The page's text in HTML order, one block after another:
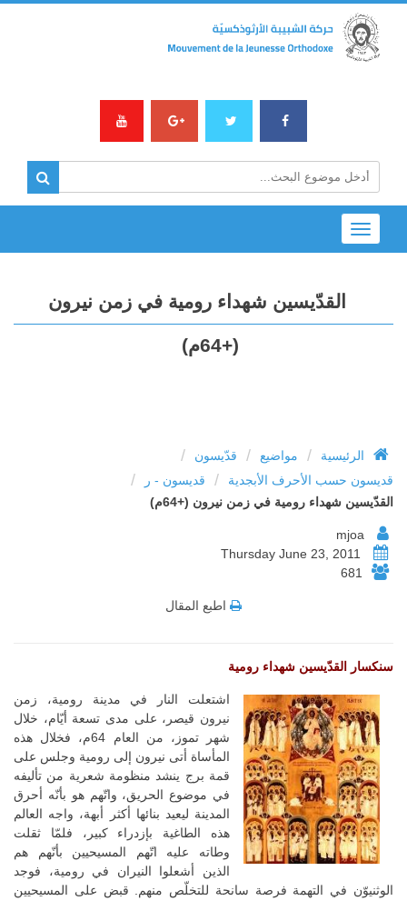
Toggle
navigation
القدّيسين شهداء رومية في زمن نيرون
(+64م)
الرئيسية / مواضيع / قدّيسون /
قديسون حسب الأحرف الأبجدية / قديسون - ر /
القدّيسين شهداء رومية في زمن نيرون (+64م)
681
اطبع المقال
سنكسار القدّيسين شهداء رومية
اشتعلت النار في مدينة رومية، زمن
نيرون قيصر، على مدى تسعة أيّام، خلال
شهر تموز، من العام 64م، فخلال هذه
المأساة أتى نيرون إلى رومية وجلس على
قمة برج ينشد منظومة شعرية من تأليفه
في موضوع الحريق، واتّهم هو بأنّه أحرق
المدينة ليعيد بنائها أكثر أبهة، واجه العالم
هذه الطاغية بإزدراء كبير، فلمّا ثقلت
وطاته عليه اتّهم المسيحيين بأنّهم هم
الذين أشعلوا النيران في رومية، فوجد
الوثنيوّن في التهمة فرصة سانحة للتخلّص منهم. قبض على المسيحيين